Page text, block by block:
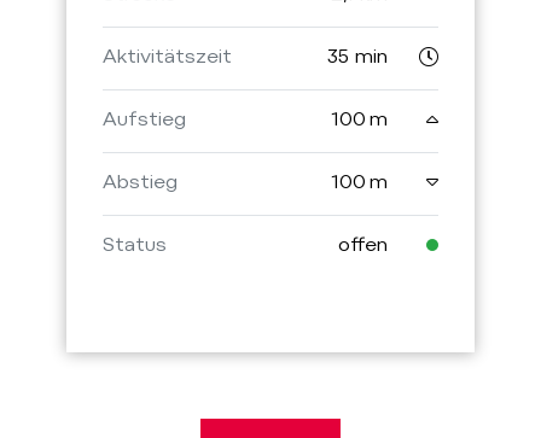
Aktivitätszeit 35 min
Aufstieg 100 m
Abstieg 100 m
Status offen